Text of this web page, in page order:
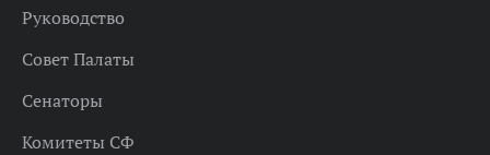
Руководство
Совет Палаты
Сенаторы
Комитеты СФ